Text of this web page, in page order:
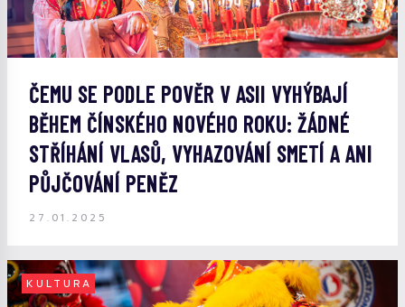
ČEMU SE PODLE POVĚR V ASII VYHÝBAJÍ
BĚHEM ČÍNSKÉHO NOVÉHO ROKU: ŽÁDNÉ
STŘÍHÁNÍ VLASŮ, VYHAZOVÁNÍ SMETÍ A ANI
PŮJČOVÁNÍ PENĚZ
27.01.2025
KULTURA